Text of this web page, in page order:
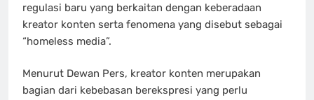
regulasi baru yang berkaitan dengan keberadaan
kreator konten serta fenomena yang disebut sebagai
“homeless media”.
Menurut Dewan Pers, kreator konten merupakan
bagian dari kebebasan berekspresi yang perlu